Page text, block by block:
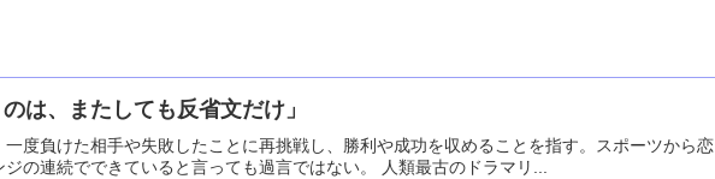
は、またしても反省文だけ」
一度負けた相手や失敗したことに再挑戦し、勝利や成功を収めることを指す。スポーツから恋
の連続でできていると言っても過言ではない。 人類最古のドラマリ...